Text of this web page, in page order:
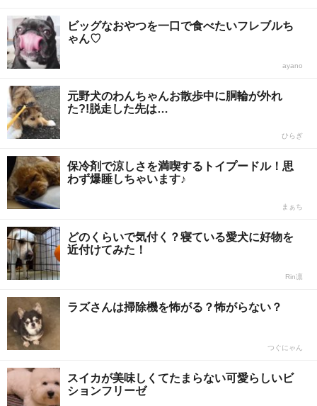
ビッグなおやつを一口で食べたいフレブルち
ゃん♡
ayano
元野犬のわんちゃんお散歩中に胴輪が外れ
た?!脱走した先は…
ひらぎ
保冷剤で涼しさを満喫するトイプードル！思
わず爆睡しちゃいます♪
まぁち
どのくらいで気付く？寝ている愛犬に好物を
近付けてみた！
Rin凛
ラズさんは掃除機を怖がる？怖がらない？
つぐにゃん
スイカが美味しくてたまらない可愛らしいビ
ションフリーゼ